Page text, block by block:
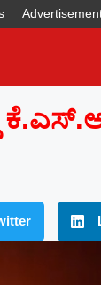
WhatsApp
Miss Out!
latest news,
delivered